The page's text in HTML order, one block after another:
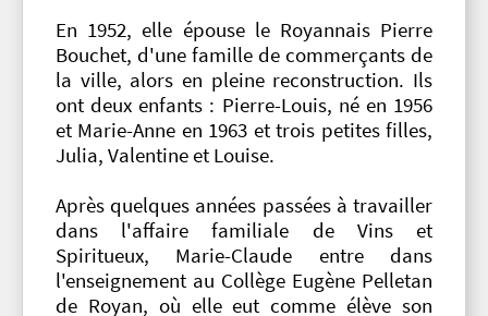
En 1952, elle épouse le Royannais Pierre
Bouchet, d'une famille de commerçants de
la ville, alors en pleine reconstruction. Ils
ont deux enfants : Pierre-Louis, né en 1956
et Marie-Anne en 1963 et trois petites filles,
Julia, Valentine et Louise.
Après quelques années passées à travailler
dans l'affaire familiale de Vins et
Spiritueux, Marie-Claude entre dans
l'enseignement au Collège Eugène Pelletan
de Royan, où elle eut comme élève son